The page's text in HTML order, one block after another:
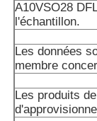
A10VSO28
l'échantillon.
Les données
membre
Les produits